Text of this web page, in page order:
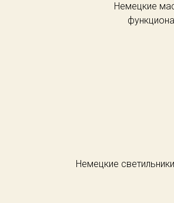
Немецкие
Немецкие светильники